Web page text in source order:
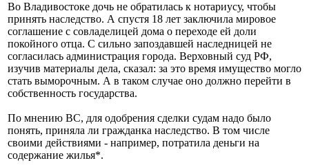
Во Владивостоке дочь не обратилась к нотариусу, чтобы
принять наследство. А спустя 18 лет заключила мировое
соглашение с совладелицей дома о переходе ей доли
покойного отца. С сильно запоздавшей наследницей не
согласилась администрация города. Верховный суд РФ,
изучив материалы дела, сказал: за это время имущество могло
стать выморочным. А в таком случае оно должно перейти в
собственность государства.
По мнению ВС, для одобрения сделки судам надо было
понять, приняла ли гражданка наследство. В том числе
своими действиями - например, потратила деньги на
содержание жилья*.